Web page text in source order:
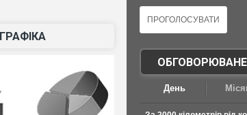
ОБГОВОРЮВАНЕ
День